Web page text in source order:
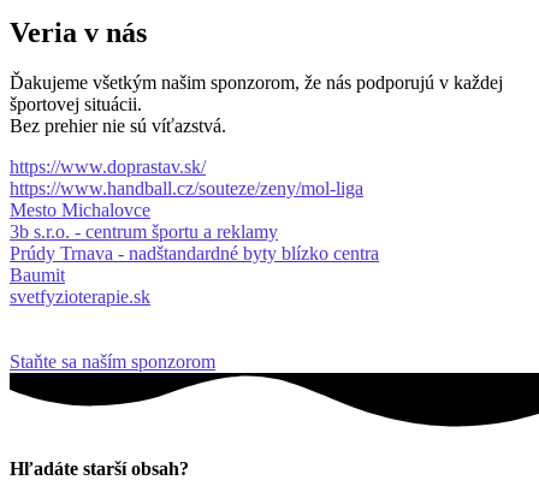
Veria v nás
Ďakujeme všetkým našim sponzorom, že nás podporujú v každej
športovej situácii.
Bez prehier nie sú víťazstvá.
https://www.doprastav.sk/
https://www.handball.cz/souteze/zeny/mol-liga
Mesto Michalovce
3b s.r.o. - centrum športu a reklamy
Prúdy Trnava - nadštandardné byty blízko centra
Baumit
svetfyzioterapie.sk
Staňte sa naším sponzorom
Hľadáte starší obsah?